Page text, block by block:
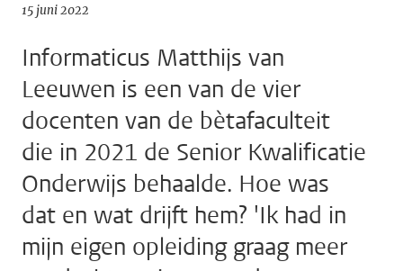
15 juni 2022
Informaticus Matthijs van
Leeuwen is een van de vier
docenten van de bètafaculteit
die in 2021 de Senior Kwalificatie
Onderwijs behaalde. Hoe was
dat en wat drijft hem? 'Ik had in
mijn eigen opleiding graag meer